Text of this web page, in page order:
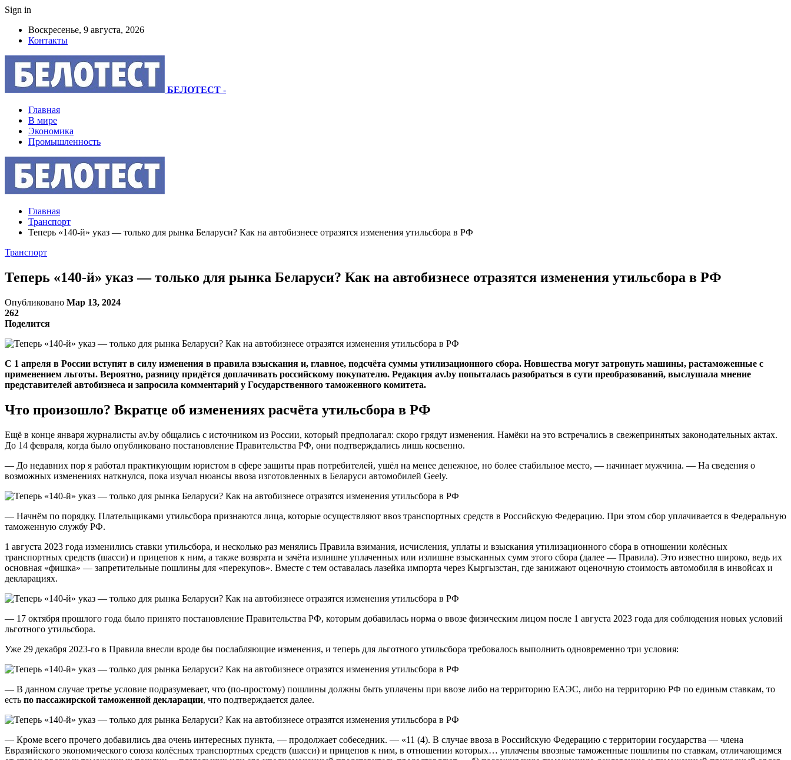
Sign in
Воскресенье, 9 августа, 2026
Контакты
БЕЛОТЕСТ -
Главная
В мире
Экономика
Промышленность
Главная
Транспорт
Теперь «140-й» указ — только для рынка Беларуси? Как на автобизнесе отразятся изменения утильсбора в РФ
Транспорт
Теперь «140-й» указ — только для рынка Беларуси? Как на автобизнесе отразятся изменения утильсбора в РФ
Опубликовано Мар 13, 2024
262
Поделится
С 1 апреля в России вступят в силу изменения в правила взыскания и, главное, подсчёта суммы утилизационного сбора. Новшества могут затронуть машины, растаможенные с
применением льготы. Вероятно, разницу придётся доплачивать российскому покупателю. Редакция av.by попыталась разобраться в сути преобразований, выслушала мнение
представителей автобизнеса и запросила комментарий у Государственного таможенного комитета.
Что произошло? Вкратце об изменениях расчёта утильсбора в РФ
Ещё в конце января журналисты av.by общались с источником из России, который предполагал: скоро грядут изменения. Намёки на это встречались в свежепринятых законодательных актах.
До 14 февраля, когда было опубликовано постановление Правительства РФ, они подтверждались лишь косвенно.
— До недавних пор я работал практикующим юристом в сфере защиты прав потребителей, ушёл на менее денежное, но более стабильное место, — начинает мужчина. — На сведения о
возможных изменениях наткнулся, пока изучал нюансы ввоза изготовленных в Беларуси автомобилей Geely.
— Начнём по порядку. Плательщиками утильсбора признаются лица, которые осуществляют ввоз транспортных средств в Российскую Федерацию. При этом сбор уплачивается в Федеральную
таможенную службу РФ.
1 августа 2023 года изменились ставки утильсбора, и несколько раз менялись Правила взимания, исчисления, уплаты и взыскания утилизационного сбора в отношении колёсных
транспортных средств (шасси) и прицепов к ним, а также возврата и зачёта излишне уплаченных или излишне взысканных сумм этого сбора (далее — Правила). Это известно широко, ведь их
основная «фишка» — запретительные пошлины для «перекупов». Вместе с тем оставалась лазейка импорта через Кыргызстан, где занижают оценочную стоимость автомобиля в инвойсах и
декларациях.
— 17 октября прошлого года было принято постановление Правительства РФ, которым добавилась норма о ввозе физическим лицом после 1 августа 2023 года для соблюдения новых условий
льготного утильсбора.
Уже 29 декабря 2023-го в Правила внесли вроде бы послабляющие изменения, и теперь для льготного утильсбора требовалось выполнить одновременно три условия:
— В данном случае третье условие подразумевает, что (по-простому) пошлины должны быть уплачены при ввозе либо на территорию ЕАЭС, либо на территорию РФ по единым ставкам, то
есть по пассажирской таможенной декларации, что подтверждается далее.
— Кроме всего прочего добавились два очень интересных пункта, — продолжает собеседник. — «11 (4). В случае ввоза в Российскую Федерацию с территории государства — члена
Евразийского экономического союза колёсных транспортных средств (шасси) и прицепов к ним, в отношении которых… уплачены ввозные таможенные пошлины по ставкам, отличающимся